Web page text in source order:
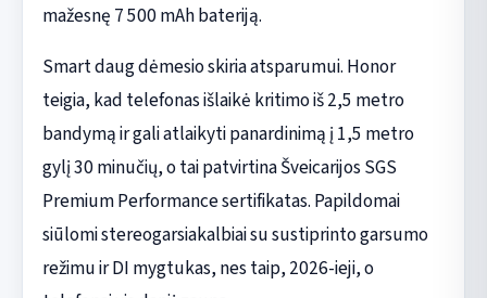
mažesnę 7 500 mAh bateriją.
Smart daug dėmesio skiria atsparumui. Honor
teigia, kad telefonas išlaikė kritimo iš 2,5 metro
bandymą ir gali atlaikyti panardinimą į 1,5 metro
gylį 30 minučių, o tai patvirtina Šveicarijos SGS
Premium Performance sertifikatas. Papildomai
siūlomi stereogarsiakalbiai su sustiprinto garsumo
režimu ir DI mygtukas, nes taip, 2026-ieji, o